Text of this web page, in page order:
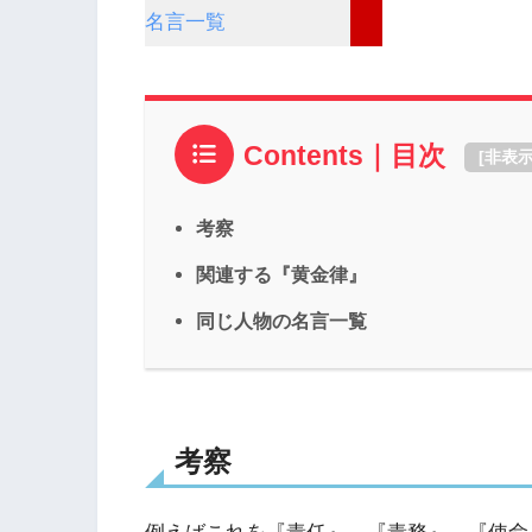
名言一覧
Contents｜目次 [非表
考察
関連する『黄金律』
同じ人物の名言一覧
考察